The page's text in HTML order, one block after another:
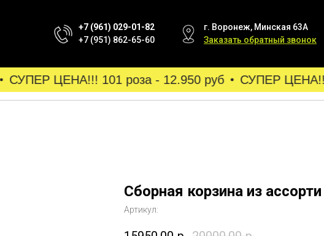
+7 (961) 029-01-82
+7 (951) 862-65-60
г. Воронеж, Минская 63А
Заказать обратный звонок
СУПЕР ЦЕНА!!! 101 роза - 12.950 руб СУПЕР ЦЕНА!!!
Сборная корзина из
Артикул: